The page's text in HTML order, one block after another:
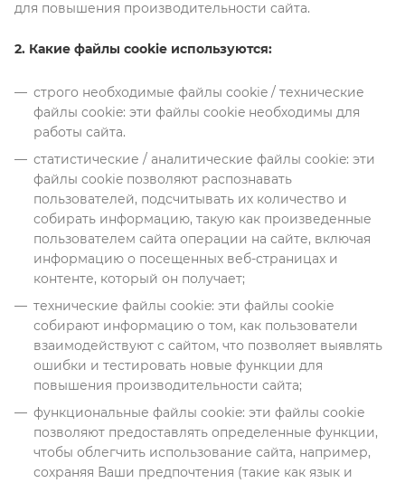
для повышения производительности сайта.
2. Какие файлы cookie используются:
строго необходимые файлы cookie / технические
файлы cookie: эти файлы cookie необходимы для
работы сайта.
статистические / аналитические файлы cookie: эти
файлы cookie позволяют распознавать
пользователей, подсчитывать их количество и
собирать информацию, такую как произведенные
пользователем сайта операции на сайте, включая
информацию о посещенных веб-страницах и
контенте, который он получает;
технические файлы cookie: эти файлы cookie
собирают информацию о том, как пользователи
взаимодействуют с сайтом, что позволяет выявлять
ошибки и тестировать новые функции для
повышения производительности сайта;
функциональные файлы cookie: эти файлы cookie
позволяют предоставлять определенные функции,
чтобы облегчить использование сайта, например,
сохраняя Ваши предпочтения (такие как язык и